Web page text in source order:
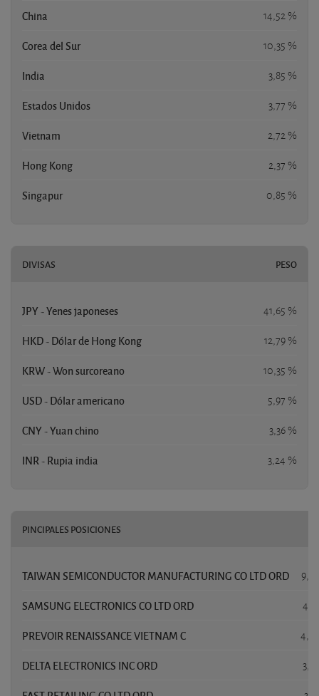
China 14,52 %
Corea del Sur 10,35 %
India 3,85 %
Estados Unidos 3,77 %
Vietnam 2,72 %
Hong Kong 2,37 %
Singapur 0,85 %
DIVISAS PESO
JPY - Yenes japoneses 41,65 %
HKD - Dólar de Hong Kong 12,79 %
KRW - Won surcoreano 10,35 %
USD - Dólar americano 5,97 %
CNY - Yuan chino 3,36 %
INR - Rupia india 3,24 %
PINCIPALES POSICIONES
TAIWAN SEMICONDUCTOR MANUFACTURING CO LTD ORD
SAMSUNG ELECTRONICS CO LTD ORD
PREVOIR RENAISSANCE VIETNAM C
DELTA ELECTRONICS INC ORD